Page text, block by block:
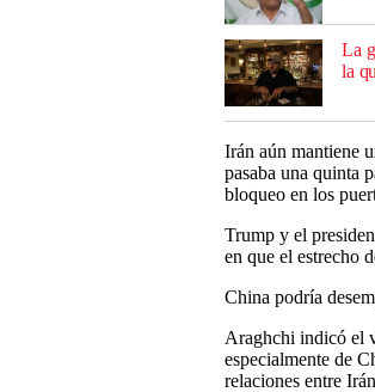
La
la
Irán aún mantiene
pasaba una quinta
bloqueo en los
Trump y el
en que el estrecho
China podría
Araghchi indicó el
especialmente de
relaciones entre